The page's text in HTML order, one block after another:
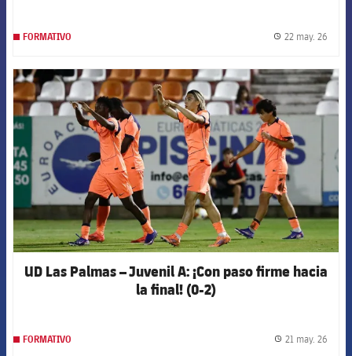
FORMATIVO 22 may. 26
FCB Barcelona badge
UD Las Palmas – Juvenil A: ¡Con paso firme hacia
la final! (0-2)
FORMATIVO 21 may. 26